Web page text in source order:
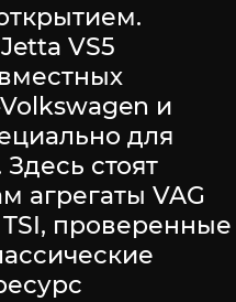
VS5
и
для
стоят
агрегаты VAG
TSI, проверенные